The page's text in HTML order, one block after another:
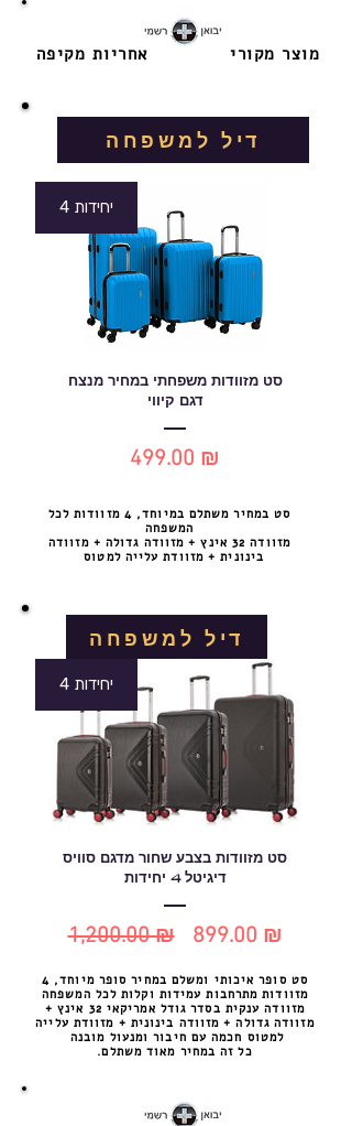
אחריות מקיפה מוצר מקורי
דיל למשפחה
4 יחידות
סט מזוודות משפחתי במחיר מנצח
דגם קיווי
499.00 ₪
סט במחיר משתלם במיוחד, 4 מזוודות לכל
המשפחה
מזוודה 32 אינץ + מזוודה גדולה + מזוודה
בינונית + מזוודת עלייה למטוס
דיל למשפחה
4 יחידות
סט מזוודות בצבע שחור מדגם סוויס
דיגיטל 4 יחידות
1,200.00 ₪
רגיל
899.00 ₪
מבצע
סט סופר איכותי ומשלם במחיר סופר מיוחד, 4
מזוודות מתרחבות עמידות וקלות לכל המשפחה
מזוודה ענקית בסדר גודל אמריקאי 32 אינץ +
מזוודה גדולה + מזוודה בינונית + מזוודת עלייה
למטוס חכמה עם חיבור ומנעול מובנה
כל זה במחיר מאוד משתלם.